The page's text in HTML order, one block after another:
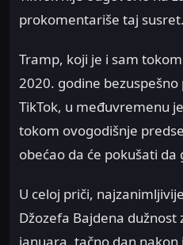
prokomentariše taj susret.
Tramp, koji je i sam
2020. godine
TikTok, u međuvremenu
tokom ovogodišnje
obećao da će pokušati da
U celoj priči,
Džozefa Bajdena